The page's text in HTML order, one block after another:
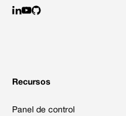
Recursos
Panel de control